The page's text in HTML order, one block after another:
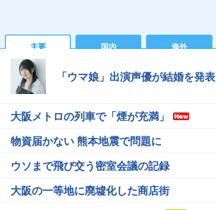
主要 国内 海外
「ウマ娘」出演声優が結婚を発表
大阪メトロの列車で「煙が充満」
物資届かない 熊本地震で問題に
ウソまで飛び交う密室会議の記録
大阪の一等地に廃墟化した商店街